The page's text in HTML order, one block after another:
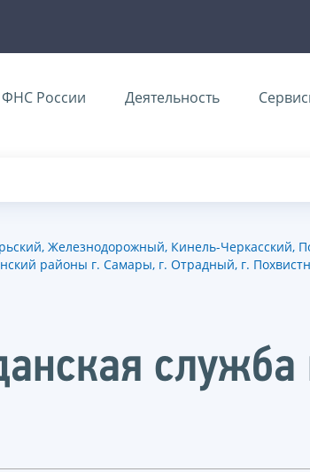
России Деятельность
Железнодорожный, Кинель-Черкасский,
районы г. Самары, г. Отрадный, г.